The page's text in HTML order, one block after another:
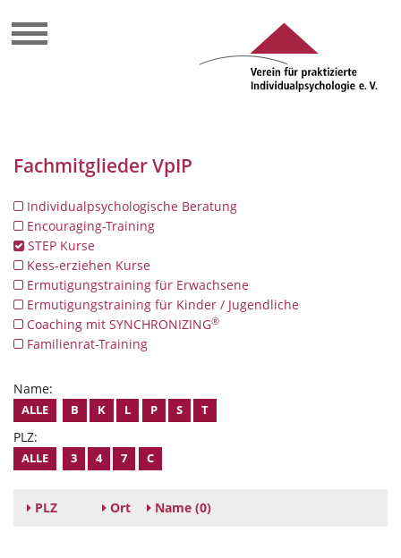
Fachmitglieder VpIP
Individualpsychologische Beratung
Encouraging-Training
STEP Kurse
Kess-erziehen Kurse
Ermutigungstraining für Erwachsene
Ermutigungstraining für Kinder / Jugendliche
Coaching mit SYNCHRONIZING®
Familienrat-Training
Name:
ALLE B K L P S T
PLZ:
ALLE 3 4 7 C
PLZ Ort Name (0)